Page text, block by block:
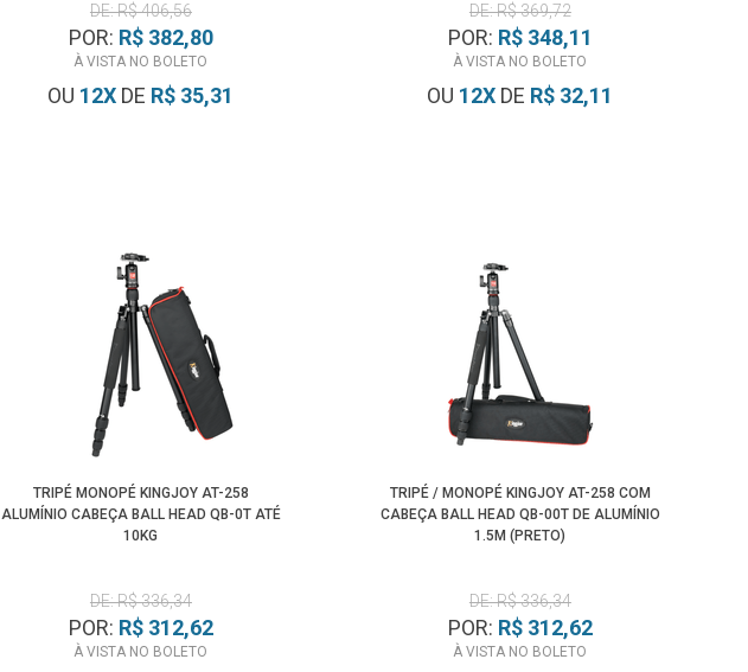
DE: R$ 406,56
POR: R$ 382,80
À VISTA NO BOLETO
OU 12X DE R$ 35,31
DE: R$ 369,72
POR: R$ 348,11
À VISTA NO BOLETO
OU 12X DE R$ 32,11
TRIPÉ MONOPÉ KINGJOY AT-258
ALUMÍNIO CABEÇA BALL HEAD QB-0T ATÉ
10KG
DE: R$ 336,34
POR: R$ 312,62
À VISTA NO BOLETO
TRIPÉ / MONOPÉ KINGJOY AT-258 COM
CABEÇA BALL HEAD QB-00T DE ALUMÍNIO
1.5M (PRETO)
DE: R$ 336,34
POR: R$ 312,62
À VISTA NO BOLETO